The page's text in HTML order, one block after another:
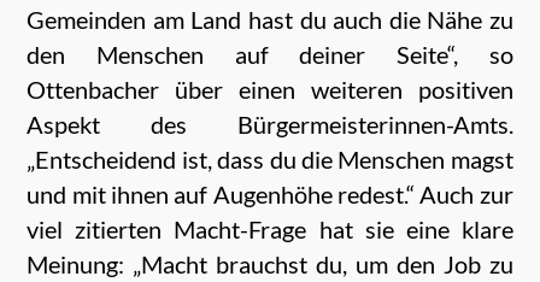
Gemeinden am Land hast du auch die Nähe zu
den Menschen auf deiner Seite“, so
Ottenbacher über einen weiteren positiven
Aspekt des Bürgermeisterinnen-Amts.
„Entscheidend ist, dass du die Menschen magst
und mit ihnen auf Augenhöhe redest.“ Auch zur
viel zitierten Macht-Frage hat sie eine klare
Meinung: „Macht brauchst du, um den Job zu